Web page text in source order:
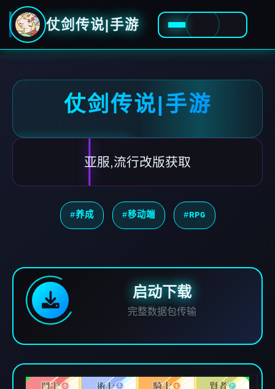
仗剑传说|手游
仗剑传说|手游
亚服,流行改版获取
#养成 #移动端 #RPG
启动下载
完整数据包传输